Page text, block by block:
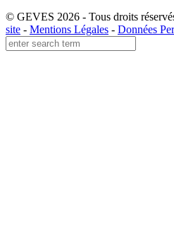
© GEVES 2026 - Tous droits
site - Mentions Légales - Données